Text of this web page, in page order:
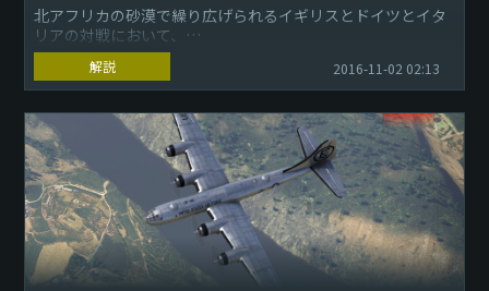
北アフリカの砂漠で繰り広げられるイギリスとドイツとイタ
リアの対戦において、
地中海は急速に軍事作戦の上できわめて重要なものとなりま
した。
イギリスはイベリア半島の南端に...
解説 2016-11-02 02:13